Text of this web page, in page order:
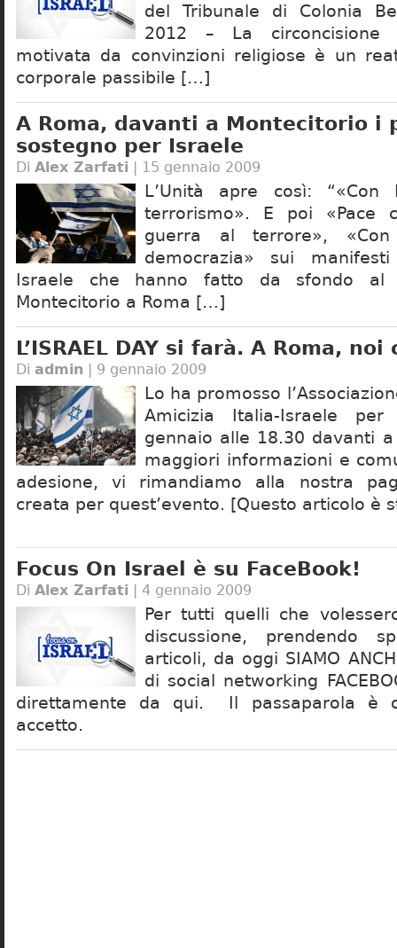
del Tribunale di Colonia
2012 – La
motivata da convinzioni religiose è un
corporale passibile […]
A Roma, davanti a Montecitorio i
sostegno per Israele
Di Alex Zarfati | 15 gennaio 2009
L’Unità apre così:
terrorismo». E poi «Pace
guerra al terrore»,
democrazia» sui
Israele che hanno fatto da sfondo al
Montecitorio a Roma […]
L’ISRAEL DAY si farà. A Roma,
Di admin | 9 gennaio 2009
Lo ha promosso
Amicizia Italia-Israele
gennaio alle 18.30 davanti
maggiori informazioni e
adesione, vi rimandiamo alla nostra
creata per quest’evento. [Questo articolo è
Focus On Israel è su FaceBook!
Di Alex Zarfati | 4 gennaio 2009
Per tutti quelli che
discussione, prendendo
articoli, da oggi SIAMO
di social networking
direttamente da qui. Il passaparola è
accetto.